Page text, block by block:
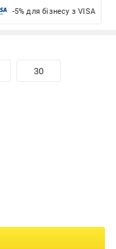
-5% для бізнесу з VISA
30